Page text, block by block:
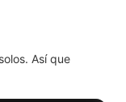
Así que